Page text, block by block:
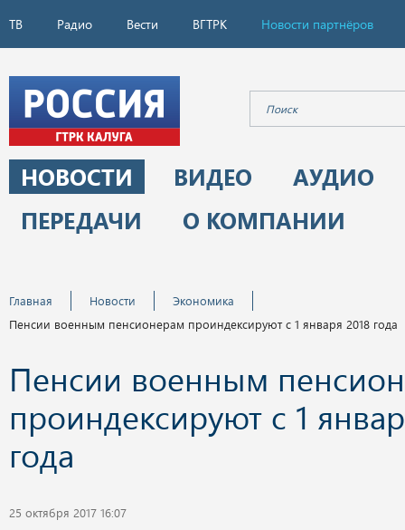
ТВ Радио Вести ВГТРК Новости партнёров
НОВОСТИ ВИДЕО
АУДИО
ПЕРЕДАЧИ
О КОМПАНИИ
Главная Новости
Экономика
Пенсии военным пенсионерам проиндексируют с 1 января 2018 года
Пенсии военным
проиндексируют с 1
года
25 октября 2017 16:07